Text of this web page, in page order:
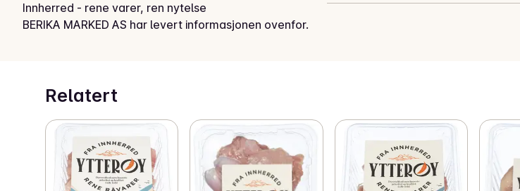
Innherred - rene varer, ren nytelse
BERIKA MARKED AS har levert informasjonen ovenfor.
Relatert